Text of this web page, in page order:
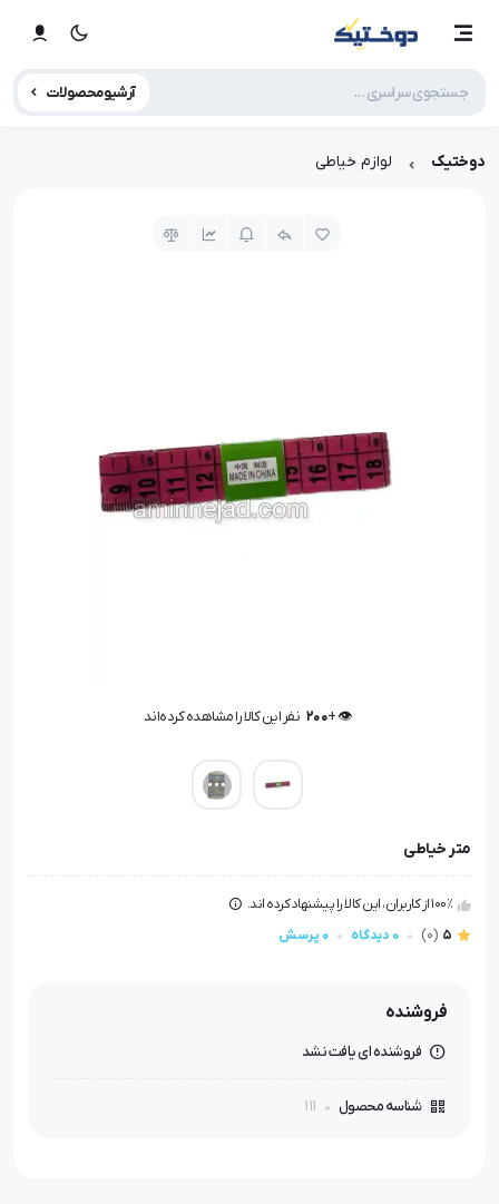
آرشیو محصولات
دوختیک لوازم خیاطی
👁️ +
200 نفر این کالا را مشاهده کرده‌اند
متر خیاطی
100٪ از کاربران، این کالا را پیشنهاد کرده اند.
5
(0) 0 دیدگاه 0 پرسش
فروشنده
فروشنده ای یافت نشد
شناسه محصول 111